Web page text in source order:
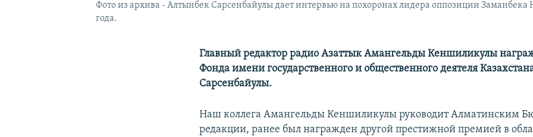
Фото из архива - Алтынбек Сарсенбайулы дает интервью на похоронах лидера оппозиции
года.
Главный редактор радио Азаттык Амангельды Кеншиликулы
Фонда имени государственного и общественного деятеля
Сарсенбайулы.
Наш коллега Амангельды Кеншиликулы руководит Алматинским
редакции, ранее был награжден другой престижной премией в